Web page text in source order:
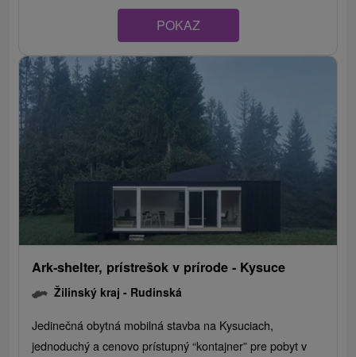
POKAZ
Ark-shelter, prístrešok v prírode - Kysuce
Žilinský kraj - Rudinská
Jedinečná obytná mobilná stavba na Kysuciach,
jednoduchý a cenovo prístupný “kontajner” pre pobyt v